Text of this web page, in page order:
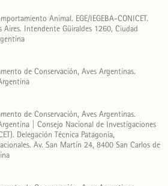
Animal. EGE/IEGEBA-CONICET.
Aires. Intendente Güiraldes 1260, Ciudad
de Conservación, Aves Argentinas.
de Conservación, Aves Argentinas.
| Consejo Nacional de Investigaciones
Delegación Técnica Patagonia,
Av. San Martín 24, 8400 San Carlos de